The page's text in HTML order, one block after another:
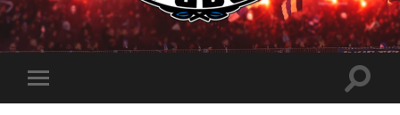
Proud
Generation
Duisburg
Mobile-
Menü